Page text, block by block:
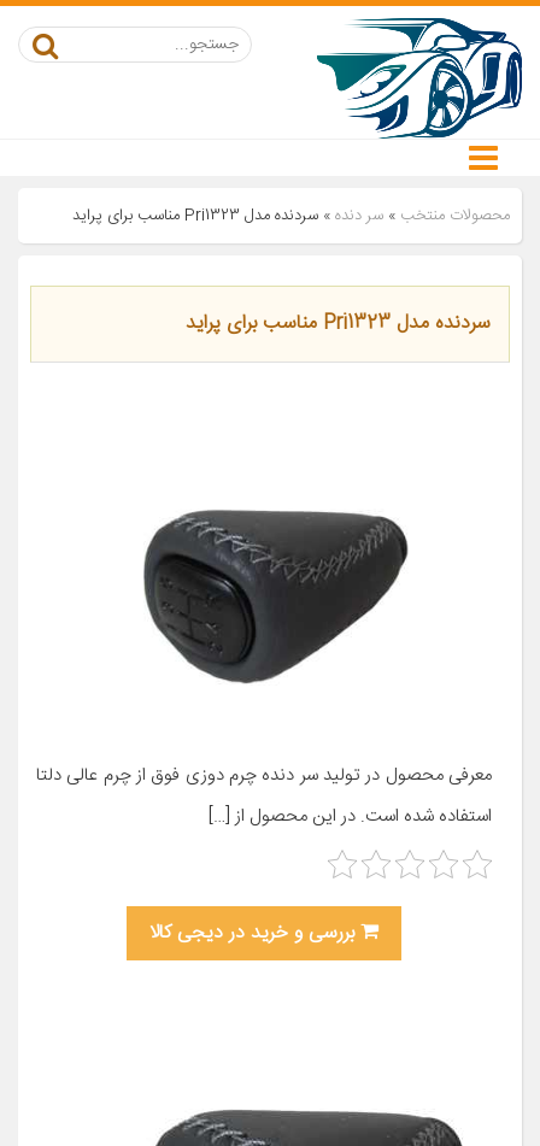
محصولات منتخب » سر دنده» سردنده مدل Pri1323 مناسب برای پراید
سردنده مدل Pri1323 مناسب برای پراید
معرفی محصول در تولید سر دنده چرم دوزی فوق از چرم عالی دلتا
استفاده شده است. در این محصول از […]
بررسی و خرید در دیجی کالا